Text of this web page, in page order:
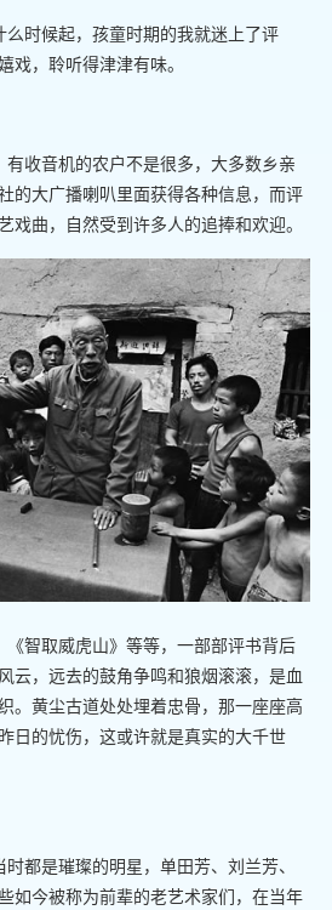
时候起，孩童时期的我就迷上了评
戏，聆听得津津有味。
收音机的农户不是很多，大多数乡亲
的大广播喇叭里面获得各种信息，而评
戏曲，自然受到许多人的追捧和欢迎。
《智取威虎山》等等，一部部评书背后
云，远去的鼓角争鸣和狼烟滚滚，是血
。黄尘古道处处埋着忠骨，那一座座高
日的忧伤，这或许就是真实的大千世
都是璀璨的明星，单田芳、刘兰芳、
如今被称为前辈的老艺术家们，在当年